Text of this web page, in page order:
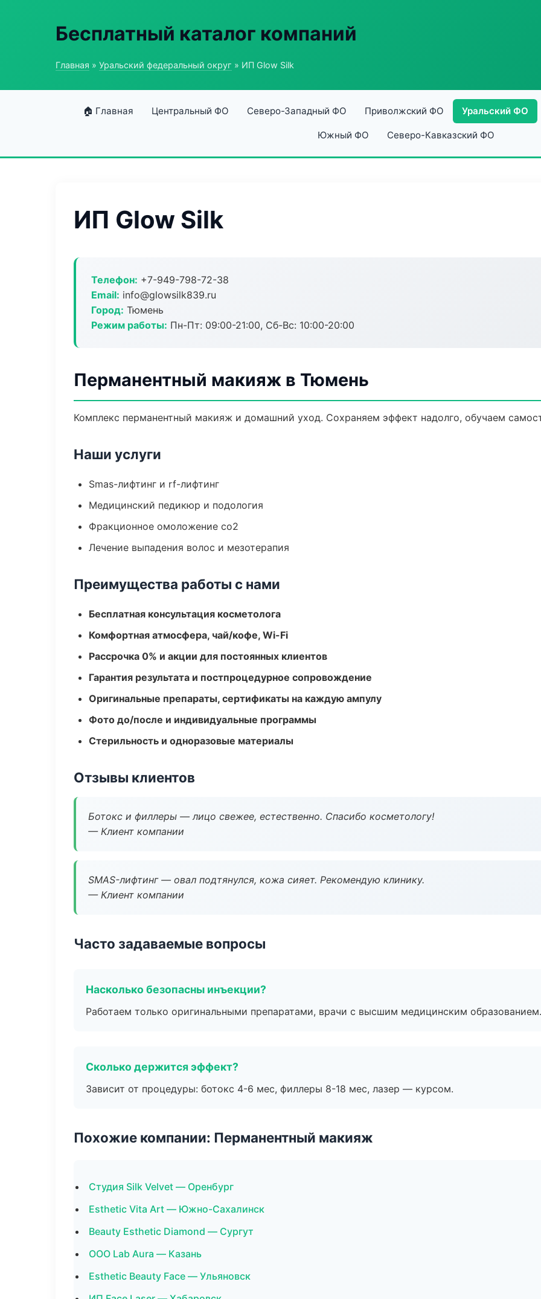
Бесплатный каталог компаний
Главная » Уральский федеральный округ » ИП Glow Silk
🏠 Главная Центральный ФО Северо-Западный ФО Приволжский ФО Уральский ФО
Южный ФО Северо-Кавказский ФО
ИП Glow Silk
Телефон: +7-949-798-72-38
Email: info@glowsilk839.ru
Город: Тюмень
Режим работы: Пн-Пт: 09:00-21:00, Сб-Вс: 10:00-20:00
Перманентный макияж в Тюмень
Комплекс перманентный макияж и домашний уход. Сохраняем эффект надолго, обучаем
Наши услуги
Smas-лифтинг и rf-лифтинг
Медицинский педикюр и подология
Фракционное омоложение co2
Лечение выпадения волос и мезотерапия
Преимущества работы с нами
Бесплатная консультация косметолога
Комфортная атмосфера, чай/кофе, Wi-Fi
Рассрочка 0% и акции для постоянных клиентов
Гарантия результата и постпроцедурное сопровождение
Оригинальные препараты, сертификаты на каждую ампулу
Фото до/после и индивидуальные программы
Стерильность и одноразовые материалы
Отзывы клиентов
Ботокс и филлеры — лицо свежее, естественно. Спасибо косметологу!
— Клиент компании
SMAS-лифтинг — овал подтянулся, кожа сияет. Рекомендую клинику.
— Клиент компании
Часто задаваемые вопросы
Насколько безопасны инъекции?
Работаем только оригинальными препаратами, врачи с высшим медицинским образованием.
Сколько держится эффект?
Зависит от процедуры: ботокс 4-6 мес, филлеры 8-18 мес, лазер — курсом.
Похожие компании: Перманентный макияж
Студия Silk Velvet — Оренбург
Esthetic Vita Art — Южно-Сахалинск
Beauty Esthetic Diamond — Сургут
ООО Lab Aura — Казань
Esthetic Beauty Face — Ульяновск